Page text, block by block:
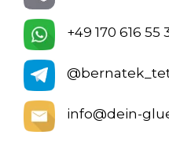
+49 170 616 55
info@dein-